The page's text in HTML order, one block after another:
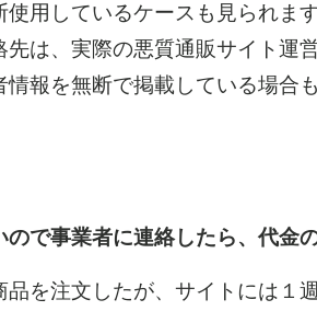
使用しているケースも見られま
先は、実際の悪質通販サイト運
報を無断で掲載している場合
で事業者に連絡したら、代金
を注文したが、サイトには１